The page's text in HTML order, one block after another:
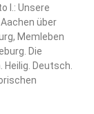
I.: Unsere
über
Memleben
Die
Heilig. Deutsch.